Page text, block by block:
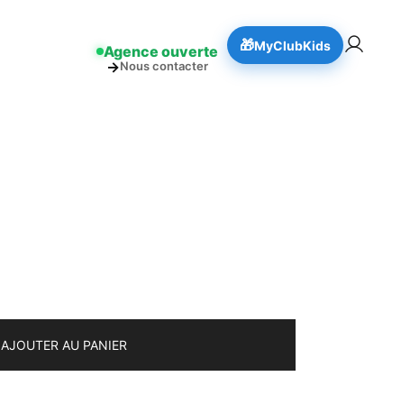
Agence ouverte
→Nous contacter
🎁MyClubKids
AJOUTER AU PANIER